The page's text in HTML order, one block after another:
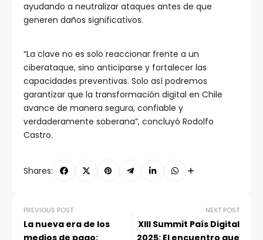
ayudando a neutralizar ataques antes de que
generen daños significativos.
“La clave no es solo reaccionar frente a un
ciberataque, sino anticiparse y fortalecer las
capacidades preventivas. Solo así podremos
garantizar que la transformación digital en Chile
avance de manera segura, confiable y
verdaderamente soberana”, concluyó Rodolfo
Castro.
Shares:
PREVIOUS POST
La nueva era de los
NEXT POST
XIII Summit País Digital